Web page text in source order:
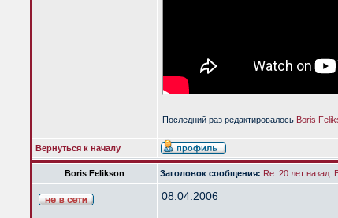
Последний раз редактировалось Boris
Вернуться к началу
Boris Felikson Заголовок сообщения: Re: 20 лет назад.
08.04.2006